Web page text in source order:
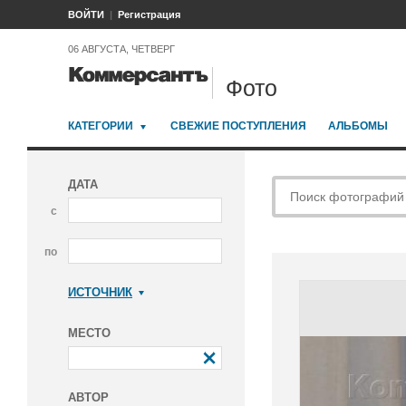
ВОЙТИ Регистрация
06 АВГУСТА, ЧЕТВЕРГ
Фото
КАТЕГОРИИ СВЕЖИЕ ПОСТУПЛЕНИЯ АЛЬБОМЫ
ДАТА
с
по
ИСТОЧНИК
МЕСТО
АВТОР